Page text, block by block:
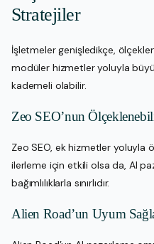
Stratejiler
İşletmeler genişledikçe,
modüler hizmetler yoluyla
kademeli olabilir.
Zeo SEO’nun
Zeo SEO, ek hizmetler yoluyla
ilerleme için etkili olsa da, AI
bağımlılıklarla sınırlıdır.
Alien Road’un Uyum